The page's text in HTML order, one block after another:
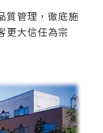
質管理，徹底施
更大信任為宗